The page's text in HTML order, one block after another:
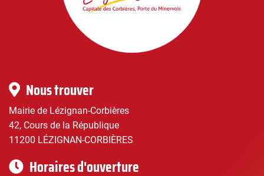
Infos
pratiques
Nous trouver
Mairie de Lézignan-Corbières
42, Cours de la République
11200 LÉZIGNAN-CORBIÈRES
Horaires d'ouverture